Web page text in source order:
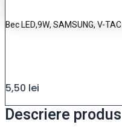
Bec LED,9W, SAMSUNG, V-TAC
5,50 lei
Descriere produs